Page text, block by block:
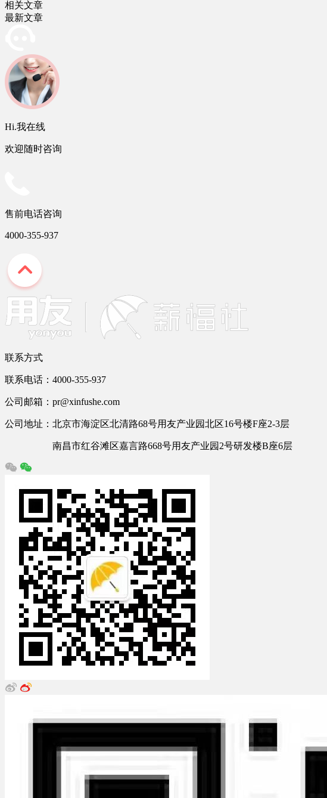
相关文章
最新文章
Hi.我在线
欢迎随时咨询
售前电话咨询
4000-355-937
联系方式
联系电话：4000-355-937
公司邮箱：pr@xinfushe.com
公司地址：北京市海淀区北清路68号用友产业园北区16号楼F座2-3层
南昌市红谷滩区嘉言路668号用友产业园2号研发楼B座6层